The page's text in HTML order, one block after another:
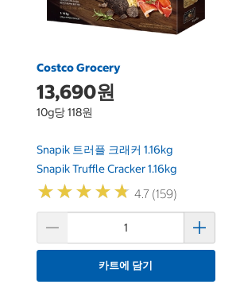
Costco Grocery
13,690원
10g당 118원
Snapik 트러플 크래커 1.16kg
Snapik Truffle Cracker 1.16kg
★★★★★
★★★★★ 4.7 (159)
카트에 담기